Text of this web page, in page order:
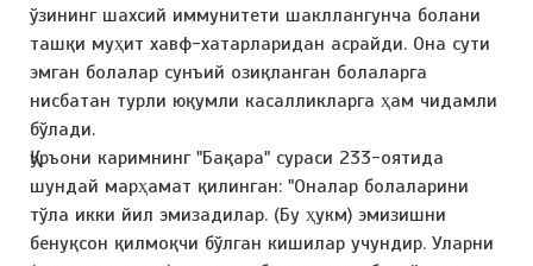
ўзининг шахсий иммунитети шакллангунча болани
ташқи муҳит хавф-хатарларидан асрайди. Она сути
эмган болалар сунъий озиқланган болаларга
нисбатан турли юқумли касалликларга ҳам чидамли
бўлади.
Қуръони каримнинг "Бақара" сураси 233-оятида
шундай марҳамат қилинган: "Оналар болаларини
тўла икки йил эмизадилар. (Бу ҳукм) эмизишни
бенуқсон қилмоқчи бўлган кишилар учундир. Уларни